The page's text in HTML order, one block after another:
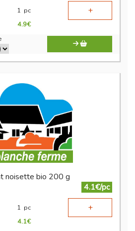
1 pc +
4.9€
noisette bio 200 g
4.1€/pc
1 pc +
4.1€